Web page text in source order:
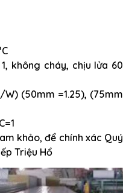
không cháy, chịu lửa 60
(50mm =1.25), (75mm
khảo, để chính xác Quý
Triệu Hổ